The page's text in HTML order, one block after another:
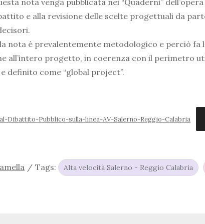
nota venga pubblicata nei “Quaderni”
e alla revisione delle scelte progettuali da
nota è prevalentemente metodologico e perciò
all’intero progetto, in coerenza con il perimetro
definito come “global project”.
Dibattito-Pubblico-sulla-linea-AV-Salerno-Reggio-Calabria
Tags: Alta velocità Salerno - Reggio Calabria